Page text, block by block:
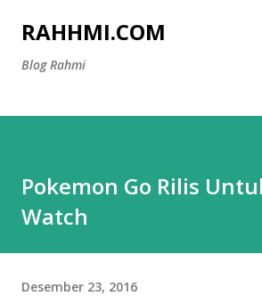
Langsung ke konten
RAHHMI.COM
Blog Rahmi
Pokemon Go Rilis
Watch
Desember 23, 2016